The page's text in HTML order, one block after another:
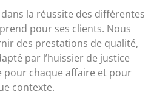
la réussite des différentes
pour ses clients. Nous
des prestations de qualité,
par l’huissier de justice
pour chaque affaire et pour
contexte.